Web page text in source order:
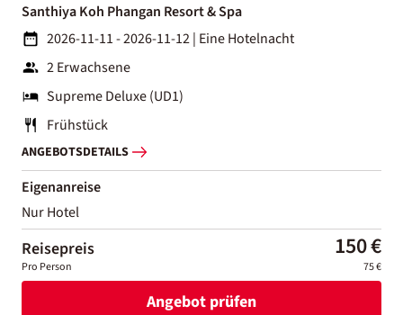
Santhiya Koh Phangan Resort & Spa
2026-11-11 - 2026-11-12| Eine Hotelnacht
2 Erwachsene
Supreme Deluxe (UD1)
Frühstück
ANGEBOTSDETAILS
Eigenanreise
Nur Hotel
Reisepreis 150 €
Pro Person 75 €
Angebot prüfen